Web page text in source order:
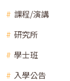
課程/演講
研究所
學士班
入學公告